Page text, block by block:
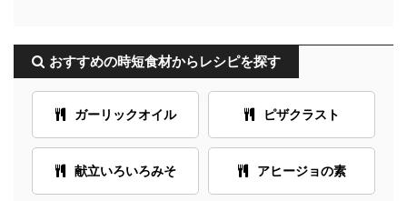
おすすめの時短食材からレシピを探す
ガーリックオイル ピザクラスト
献立いろいろみそ アヒージョの素